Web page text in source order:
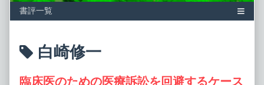
Posts
tagged
白崎修一
臨床医のための医療訴訟を回避するケース